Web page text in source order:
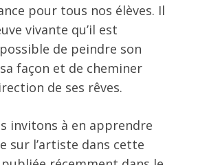
pour tous nos élèves. Il
vivante qu’il est
de peindre son
façon et de cheminer
de ses rêves.
invitons à en apprendre
sur l’artiste dans cette